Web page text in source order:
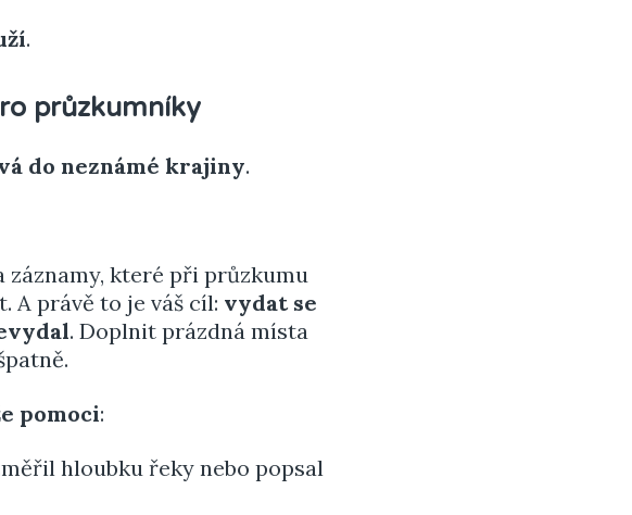
.
průzkumníky
do neznámé krajiny.
které při průzkumu
A právě to je váš cíl: vydat se
. Doplnit prázdná místa
pomoci:
hloubku řeky nebo popsal